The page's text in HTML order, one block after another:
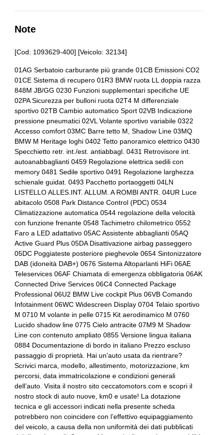
Attacchi isofix per seggiolini
Barre portabagagli
Bulloni antifurto
Cassetto portaoggetti
Cerchi in lega
Chiavi e telecomandi
Cinture di sicurezza
Console centrale multifunzione
Console centrale multifunzione
Doppio scarico
Fari a led
Fari con accensione automatica
Fari posteriori a led
Freno di stazionamento elettrico
Illuminazione abitacolo
Impianto audio con touchscreen
Inserti in acciaio esterni
Interni personalizzazione colori
Kit riparazione pneumatici / tirefit
Airbag laterali
Assetto sportivo
Assistente alla frenata
Badge esterno identificativo
Bmw connected drive services
Bmw teleservices
Bulloni antifurto
Cambio automatico a 8 marce
Cerchi in lega da 18
Chiavi e telecomandi
Cinture di sicurezza
Climatizzatore automatico a tre zone
Console centrale multifunzione
Controllo della stabilità
Cornering brake control
Differenziale
Doppio scarico
Fari a led
Note
[Cod: 1093629-400] [Veicolo: 32134]
01AG Serbatoio carburante più grande 01CB Emissioni CO2
01CE Sistema di recupero 01R3 BMW ruota LL doppia razza
848M JB/GG 0230 Funzioni supplementari specifiche UE
02PA Sicurezza per bulloni ruota 02T4 M differenziale
sportivo 02TB Cambio automatico Sport 02VB Indicazione
pressione pneumatici 02VL Volante sportivo variabile 0322
Accesso comfort 03MC Barre tetto M, Shadow Line 03MQ
BMW M Heritage loghi 0402 Tetto panoramico elettrico 0430
Specchietto retr. int./est. antiabbagl. 0431 Retrovisore int.
autoanabbaglianti 0459 Regolazione elettrica sedili con
memory 0481 Sedile sportivo 0491 Regolazione larghezza
schienale guidat. 0493 Pacchetto portaoggetti 04LN
LISTELLO ALLES.INT. ALLUM. A ROMBI ANTR. 04UR Luce
abitacolo 0508 Park Distance Control (PDC) 0534
Climatizzazione automatica 0544 regolazione della velocità
con funzione frenante 0548 Tachimetro chilometrico 0552
Faro a LED adattativo 05AC Assistente abbaglianti 05AQ
Active Guard Plus 05DA Disattivazione airbag passeggero
05DC Poggiateste posteriore pieghevole 0654 Sintonizzatore
DAB (idoneità DAB+) 0676 Sistema Altoparlanti HiFi 06AE
Teleservices 06AF Chiamata di emergenza obbligatoria 06AK
Connected Drive Services 06C4 Connected Package
Professional 06U2 BMW Live cockpit Plus 06VB Comando
Infotainment 06WC Widescreen Display 0704 Telaio sportivo
M 0710 M volante in pelle 0715 Kit aerodinamico M 0760
Lucido shadow line 0775 Cielo antracite 07M9 M Shadow
Line con contenuto ampliato 0855 Versione lingua italiana
0884 Documentazione di bordo in italiano Prezzo escluso
passaggio di proprietà. Hai un’auto usata da rientrare?
Scrivici marca, modello, allestimento, motorizzazione, km
percorsi, data immatricolazione e condizioni generali
dell’auto. Visita il nostro sito ceccatomotors.com e scopri il
nostro stock di auto nuove, km0 e usate! La dotazione
tecnica e gli accessori indicati nella presente scheda
potrebbero non coincidere con l’effettivo equipaggiamento
del veicolo, a causa della non uniformità dei dati pubblicati